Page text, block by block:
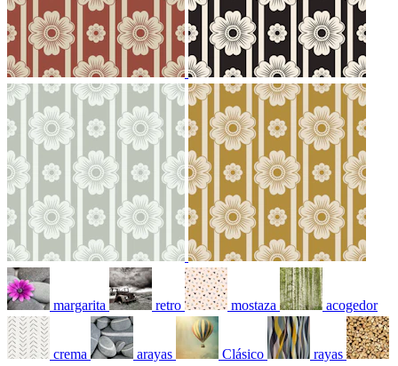
margarita retro mostaza acogedor
crema arayas Clásico
rayas